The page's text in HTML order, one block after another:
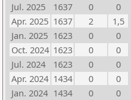
Jul. 2025
1637 0
0
Apr. 2025 1637 2
1,5
Jan. 2025 1623 0
0
Oct. 2024 1623 0
0
Jul. 2024
1623 0
0
Apr. 2024 1434 0
0
Jan. 2024 1434 0
0